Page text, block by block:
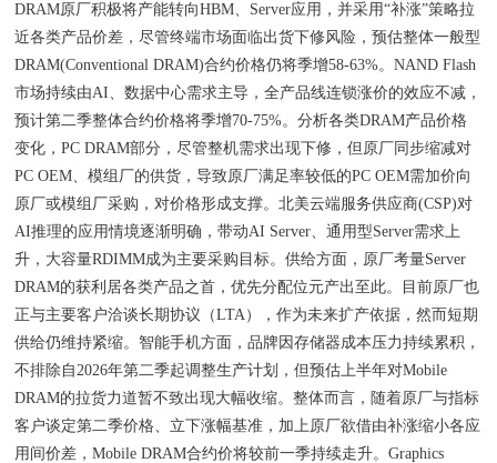
DRAM原厂积极将产能转向HBM、Server应用，并采用“补涨”策略拉
近各类产品价差，尽管终端市场面临出货下修风险，预估整体一般型
DRAM(Conventional DRAM)合约价格仍将季增58-63%。NAND Flash
市场持续由AI、数据中心需求主导，全产品线连锁涨价的效应不减，
预计第二季整体合约价格将季增70-75%。分析各类DRAM产品价格
变化，PC DRAM部分，尽管整机需求出现下修，但原厂同步缩减对
PC OEM、模组厂的供货，导致原厂满足率较低的PC OEM需加价向
原厂或模组厂采购，对价格形成支撑。北美云端服务供应商(CSP)对
AI推理的应用情境逐渐明确，带动AI Server、通用型Server需求上
升，大容量RDIMM成为主要采购目标。供给方面，原厂考量Server
DRAM的获利居各类产品之首，优先分配位元产出至此。目前原厂也
正与主要客户洽谈长期协议（LTA），作为未来扩产依据，然而短期
供给仍维持紧缩。智能手机方面，品牌因存储器成本压力持续累积，
不排除自2026年第二季起调整生产计划，但预估上半年对Mobile
DRAM的拉货力道暂不致出现大幅收缩。整体而言，随着原厂与指标
客户谈定第二季价格、立下涨幅基准，加上原厂欲借由补涨缩小各应
用间价差，Mobile DRAM合约价将较前一季持续走升。Graphics